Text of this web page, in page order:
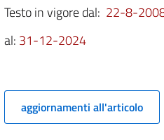
3 octies
4
6
6 bis
Testo in vigore dal: 22-8-
al: 31-12-2024
aggiornamenti all'articolo